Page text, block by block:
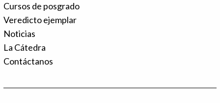
Cursos de posgrado
Veredicto ejemplar
Noticias
La Cátedra
Contáctanos